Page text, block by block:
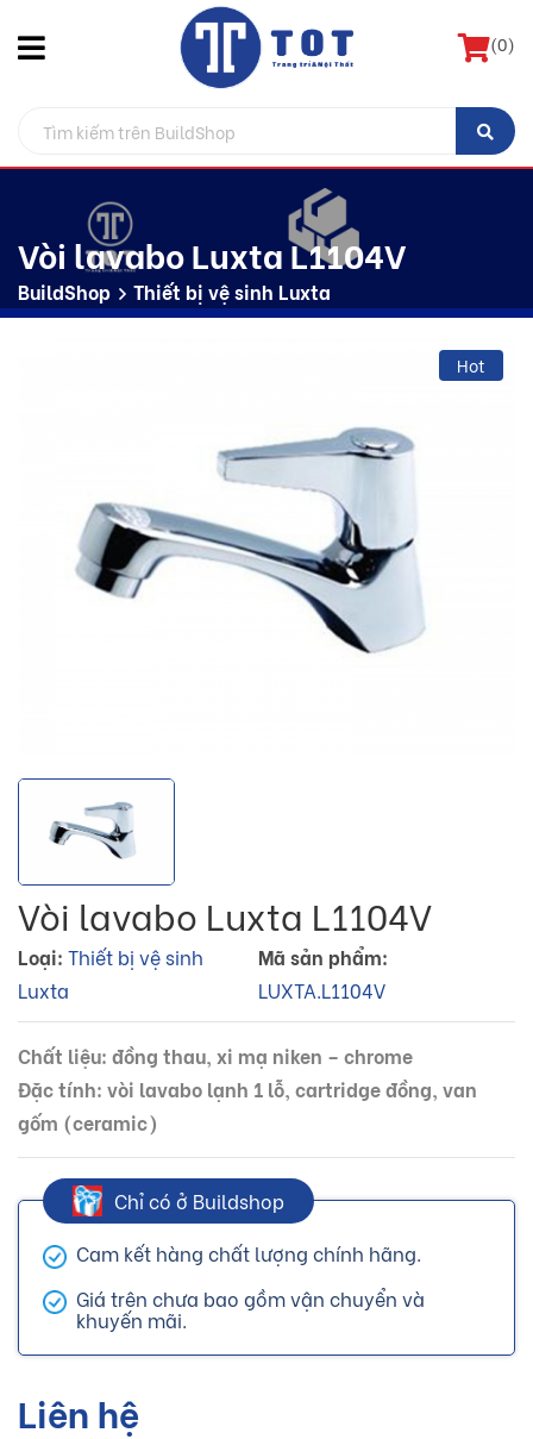
(0)
Vòi lavabo Luxta L1104V
BuildShop Thiết bị vệ sinh Luxta
Hot
Vòi lavabo Luxta L1104V
Loại: Thiết bị vệ sinh
Luxta
Mã sản phẩm:
LUXTA.L1104V
Chất liệu: đồng thau, xi mạ niken – chrome
Đặc tính: vòi lavabo lạnh 1 lỗ, cartridge đồng, van
gốm (ceramic)
Chỉ có ở Buildshop
Cam kết hàng chất lượng chính hãng.
Giá trên chưa bao gồm vận chuyển và
khuyến mãi.
Liên hệ